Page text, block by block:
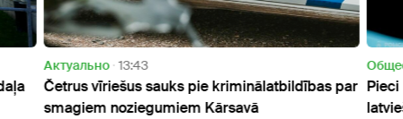
Актуально 13:43
Četrus vīriešus sauks pie kriminālatbildības par
smagiem noziegumiem Kārsavā
Pieci